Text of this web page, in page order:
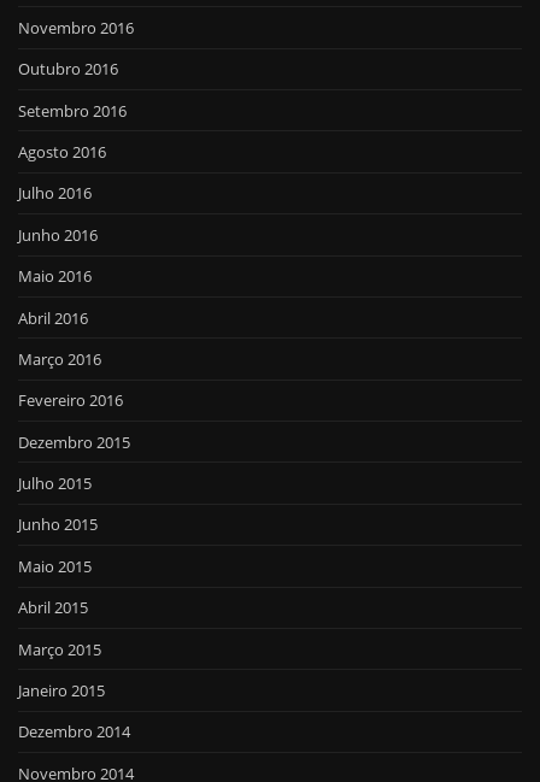
Novembro 2016
Outubro 2016
Setembro 2016
Agosto 2016
Julho 2016
Junho 2016
Maio 2016
Abril 2016
Março 2016
Fevereiro 2016
Dezembro 2015
Julho 2015
Junho 2015
Maio 2015
Abril 2015
Março 2015
Janeiro 2015
Dezembro 2014
Novembro 2014